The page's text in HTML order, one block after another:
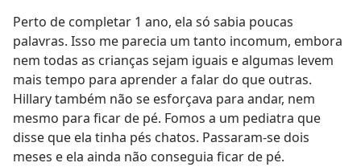
Perto de completar 1 ano, ela só sabia poucas
palavras. Isso me parecia um tanto incomum, embora
nem todas as crianças sejam iguais e algumas levem
mais tempo para aprender a falar do que outras.
Hillary também não se esforçava para andar, nem
mesmo para ficar de pé. Fomos a um pediatra que
disse que ela tinha pés chatos. Passaram-se dois
meses e ela ainda não conseguia ficar de pé.